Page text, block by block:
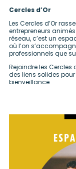
Cercles d’Or
Les Cercles d’Or
entrepreneurs
réseau, c’est un
où l’on
professionnels que
Rejoindre les Cercles
des liens solides
bienveillance.